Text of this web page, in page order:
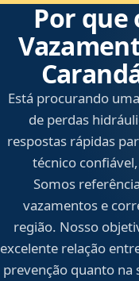
Por que
Está procurando
de perdas
respostas rápidas
técnico
Somos
vazamentos e
região. Nosso
excelente relação
prevenção quanto na